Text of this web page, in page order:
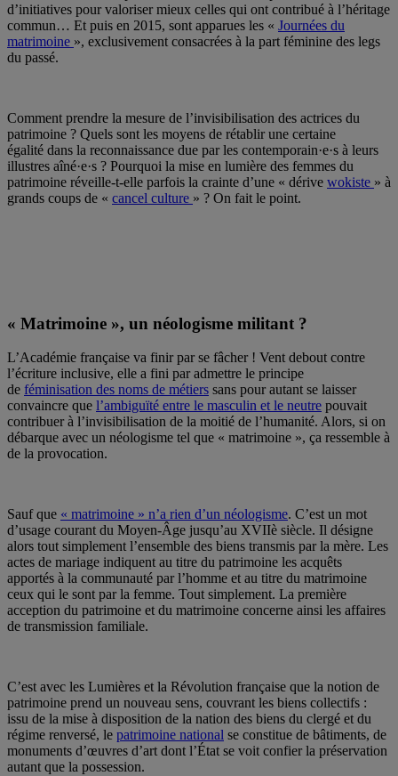
d’initiatives pour valoriser mieux celles qui ont contribué à l’héritage
commun… Et puis en 2015, sont apparues les « Journées du
matrimoine », exclusivement consacrées à la part féminine des legs
du passé.
Comment prendre la mesure de l’invisibilisation des actrices du
patrimoine ? Quels sont les moyens de rétablir une certaine
égalité dans la reconnaissance due par les contemporain·e·s à leurs
illustres aîné·e·s ? Pourquoi la mise en lumière des femmes du
patrimoine réveille-t-elle parfois la crainte d’une « dérive wokiste » à
grands coups de « cancel culture » ? On fait le point.
« Matrimoine », un néologisme militant ?
L’Académie française va finir par se fâcher ! Vent debout contre
l’écriture inclusive, elle a fini par admettre le principe
de féminisation des noms de métiers sans pour autant se laisser
convaincre que l’ambiguïté entre le masculin et le neutre pouvait
contribuer à l’invisibilisation de la moitié de l’humanité. Alors, si on
débarque avec un néologisme tel que « matrimoine », ça ressemble à
de la provocation.
Sauf que « matrimoine » n’a rien d’un néologisme. C’est un mot
d’usage courant du Moyen-Âge jusqu’au XVIIè siècle. Il désigne
alors tout simplement l’ensemble des biens transmis par la mère. Les
actes de mariage indiquent au titre du patrimoine les acquêts
apportés à la communauté par l’homme et au titre du matrimoine
ceux qui le sont par la femme. Tout simplement. La première
acception du patrimoine et du matrimoine concerne ainsi les affaires
de transmission familiale.
C’est avec les Lumières et la Révolution française que la notion de
patrimoine prend un nouveau sens, couvrant les biens collectifs :
issu de la mise à disposition de la nation des biens du clergé et du
régime renversé, le patrimoine national se constitue de bâtiments, de
monuments d’œuvres d’art dont l’État se voit confier la préservation
autant que la possession.